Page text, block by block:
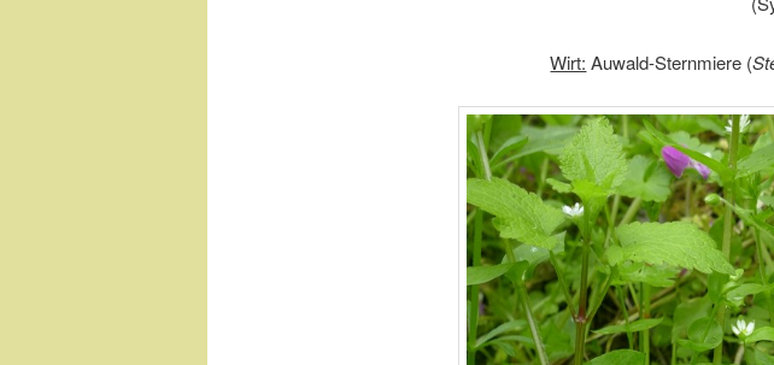
Wirt: Auwald-Sternmiere (